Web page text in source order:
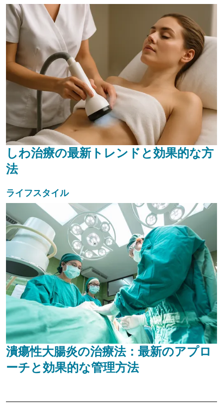
しわ治療の最新トレンドと効果的な方
法
ライフスタイル
潰瘍性大腸炎の治療法：最新のアプロ
ーチと効果的な管理方法